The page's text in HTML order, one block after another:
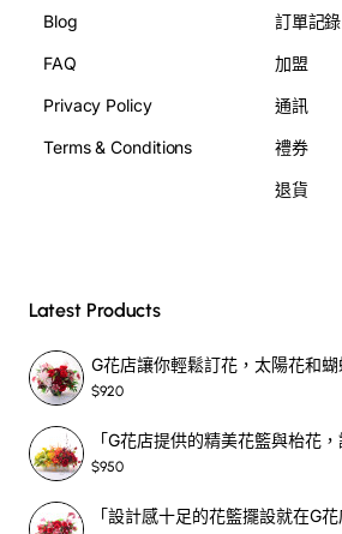
Blog
FAQ
Privacy Policy
Terms & Conditions
訂單記錄
加盟
通訊
禮券
退貨
Latest Products
$920
$950